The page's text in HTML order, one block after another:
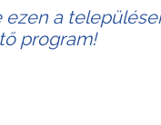
ezen a
program!